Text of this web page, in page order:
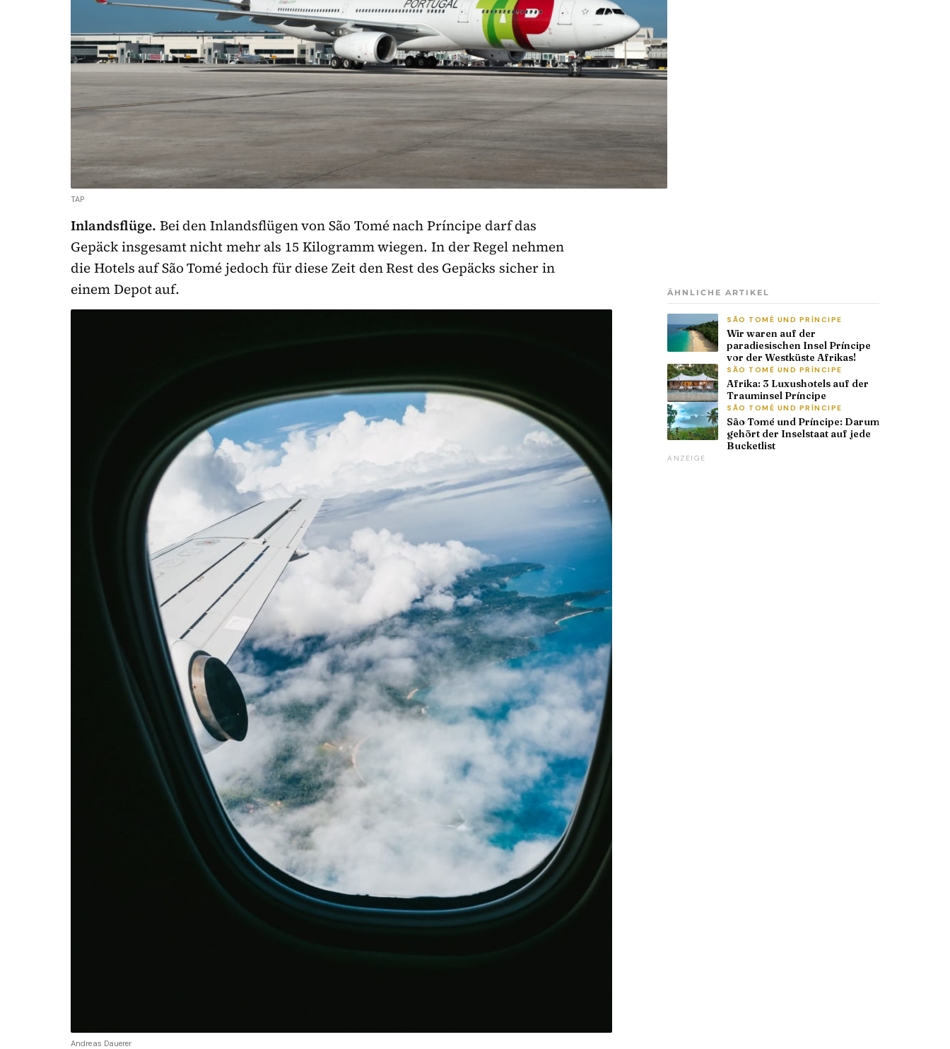
TAP
Inlandsflüge. Bei den Inlandsflügen von São Tomé nach Príncipe darf das
Gepäck insgesamt nicht mehr als 15 Kilogramm wiegen. In der Regel nehmen
die Hotels auf São Tomé jedoch für diese Zeit den Rest des Gepäcks sicher in
einem Depot auf.
Andreas Dauerer
ÄHNLICHE ARTIKEL
SÃO TOMÉ UND PRÍNCIPE
Wir waren auf der
paradiesischen Insel Príncipe
vor der Westküste Afrikas!
SÃO TOMÉ UND PRÍNCIPE
Afrika: 3 Luxushotels auf der
Trauminsel Príncipe
SÃO TOMÉ UND PRÍNCIPE
São Tomé und Príncipe: Darum
gehört der Inselstaat auf jede
Bucketlist
ANZEIGE